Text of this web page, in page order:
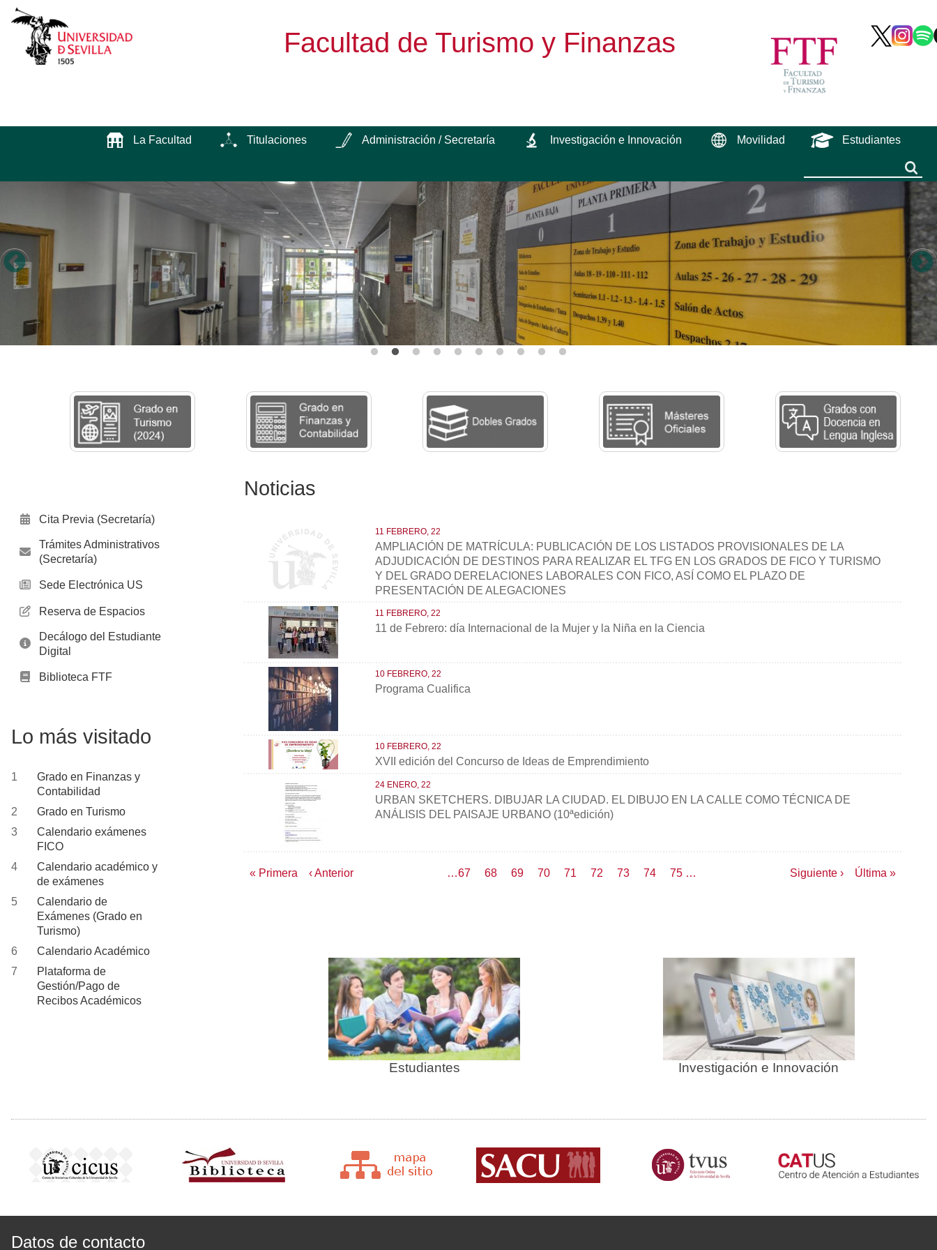
Facultad de Turismo y Finanzas
La Facultad Titulaciones Administración / Secretaría Investigación e Innovación Movilidad Estudiantes
Noticias
11 FEBRERO, 22
AMPLIACIÓN DE MATRÍCULA: PUBLICACIÓN DE LOS LISTADOS PROVISIONALES DE LA
ADJUDICACIÓN DE DESTINOS PARA REALIZAR EL TFG EN LOS GRADOS DE FICO Y TURISMO
Y DEL GRADO DERELACIONES LABORALES CON FICO, ASÍ COMO EL PLAZO DE
PRESENTACIÓN DE ALEGACIONES
11 FEBRERO, 22
11 de Febrero: día Internacional de la Mujer y la Niña en la Ciencia
10 FEBRERO, 22
Programa Cualifica
10 FEBRERO, 22
XVII edición del Concurso de Ideas de Emprendimiento
24 ENERO, 22
URBAN SKETCHERS. DIBUJAR LA CIUDAD. EL DIBUJO EN LA CALLE COMO TÉCNICA DE
ANÁLISIS DEL PAISAJE URBANO (10ªedición)
Paginación
Primera
« Primera
Página
‹ Anterior Page
…67 Page
68 Page
69 Page
70
Página
71 Page
72 Page
73 Page
74 Page
75 …
Siguiente
Siguiente ›
Última
Última »
Estudiantes Investigación e Innovación
Cita Previa (Secretaría)
Trámites Administrativos
(Secretaría)
Sede Electrónica US
Reserva de Espacios
Decálogo del Estudiante
Digital
Biblioteca FTF
Lo más visitado
Grado en Finanzas y
Contabilidad
Grado en Turismo
Calendario exámenes
FICO
Calendario académico y
de exámenes
Calendario de
Exámenes (Grado en
Turismo)
Calendario Académico
Plataforma de
Gestión/Pago de
Recibos Académicos
Datos de contacto